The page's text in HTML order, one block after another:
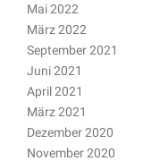
Mai 2022
März 2022
September 2021
Juni 2021
April 2021
März 2021
Dezember 2020
November 2020